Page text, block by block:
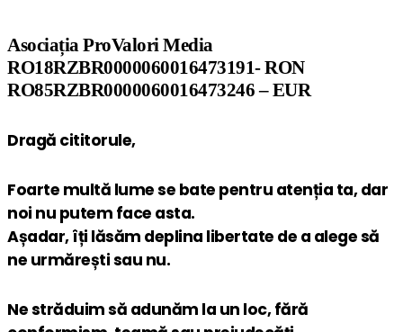
Asociația ProValori Media
RO18RZBR0000060016473191- RON
RO85RZBR0000060016473246 – EUR
Dragă cititorule,
Foarte multă lume se bate pentru atenția ta, dar
noi nu putem face asta.
Așadar, îți lăsăm deplina libertate de a alege să
ne urmărești sau nu.
Ne străduim să adunăm la un loc, fără